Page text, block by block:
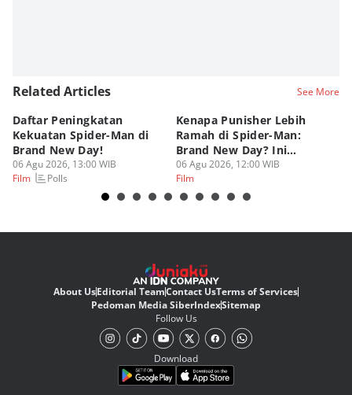
Related Articles See More
Daftar Peningkatan
Kekuatan Spider-Man di
Brand New Day!
06 Agu 2026, 13:00 WIB
Film
Polls
Kenapa Punisher Lebih
Ramah di Spider-Man:
Brand New Day? Ini
Teorinya
06 Agu 2026, 12:00 WIB
Film
About UsEditorial TeamContact UsTerms of Services
Pedoman Media SiberIndexSitemap
Follow Us
Download